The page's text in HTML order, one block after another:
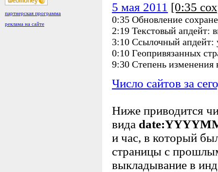
партнерская программа
реклама на сайте
5 мая 2011 [0:35
0:35 Обновление
2:19 Текстовый апдейт:
3:10 Ссылочный апдейт:
0:10 Геопривязанных
9:30 Степень
Число сайтов за
Ниже приводится
вида
и час, в который
страницы с
выкладывание в